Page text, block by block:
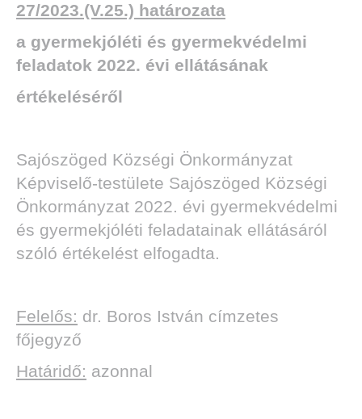
27/2023.(V.25.) határozata
a gyermekjóléti és gyermekvédelmi
feladatok 2022. évi ellátásának
értékeléséről
Sajószöged Községi Önkormányzat
Képviselő-testülete Sajószöged Községi
Önkormányzat 2022. évi gyermekvédelmi
és gyermekjóléti feladatainak ellátásáról
szóló értékelést elfogadta.
Felelős: dr. Boros István címzetes
főjegyző
Határidő: azonnal